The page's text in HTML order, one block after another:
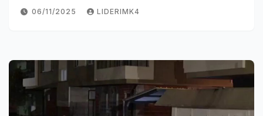
06/11/2025 LIDERIMK4